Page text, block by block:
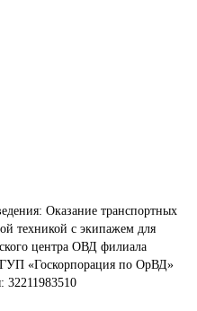
Оказание транспортных
техникой с экипажем для
центра ОВД филиала
«Госкорпорация по ОрВД»
32211983510